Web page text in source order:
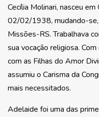
Cecília Molinari, nasceu
02/02/1938, mudando-se,
Missões-RS. Trabalhava
sua vocação religiosa.
com as Filhas do Amor
assumiu o Carisma da
mais necessitados.
Adelaide foi uma das